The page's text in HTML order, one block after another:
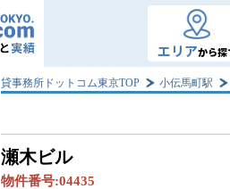
エリアから探
貸事務所ドットコム東京TOP 小伝馬町駅
瀬木ビル
物件番号:04435